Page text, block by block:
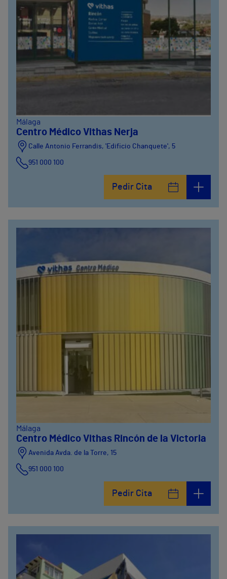
Málaga
Centro Médico Vithas Nerja
Calle Antonio Ferrandis, 'Edificio Chanquete', 5
951 000 100
Pedir Cita
Málaga
Centro Médico Vithas Rincón de la Victoria
Avenida Avda. de la Torre, 15
951 000 100
951 000 100
Pedir Cita